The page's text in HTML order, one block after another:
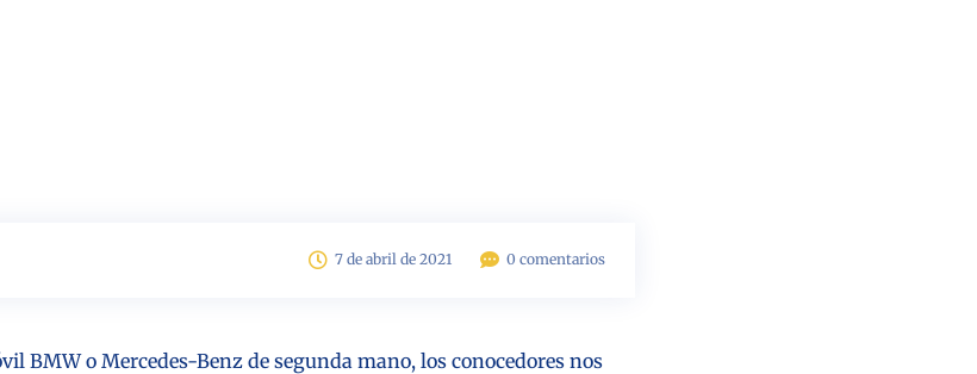
7 de abril de 2021 0 comentarios
BMW o Mercedes-Benz de segunda mano, los conocedores nos